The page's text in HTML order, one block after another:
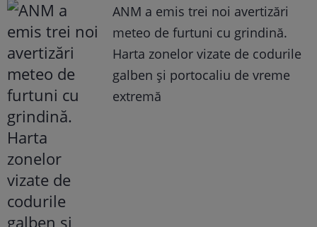
ANM a emis trei noi avertizări
meteo de furtuni cu grindină.
Harta zonelor vizate de codurile
galben și portocaliu de vreme
extremă